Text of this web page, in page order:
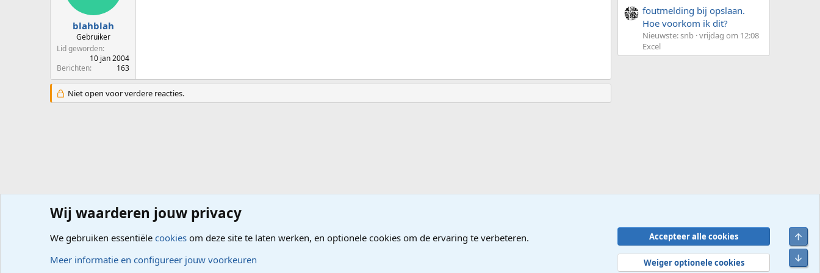
blahblah
Gebruiker
Lid geworden
10 jan 2004
Berichten
163
Niet open voor verdere reacties.
foutmelding bij opslaan.
Hoe voorkom ik dit?
Nieuwste: snb vrijdag om 12:08
Excel
Forums Computerproblemen Software Foto- Video- Geluidbewerking
Voorwaarden en regels Privacybeleid Help
R
S
Wij waarderen jouw privacy
We gebruiken essentiële cookies om deze site te laten werken, en optionele cookies om de ervaring te verbeteren.
Meer informatie en configureer jouw voorkeuren
Accepteer alle cookies
Weiger optionele cookies